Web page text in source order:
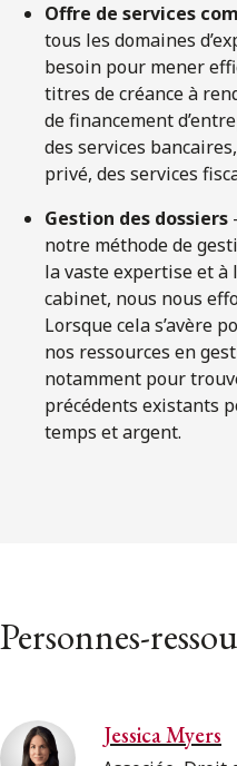
Offre de services
tous les domaines
besoin pour mener
titres de créance à
de financement
des services
privé, des services
Gestion des dossiers
notre méthode de
la vaste expertise et
cabinet, nous nous
Lorsque cela s’avère
nos ressources en
notamment pour
précédents existants
temps et argent.
Personnes-
Jessica Myers